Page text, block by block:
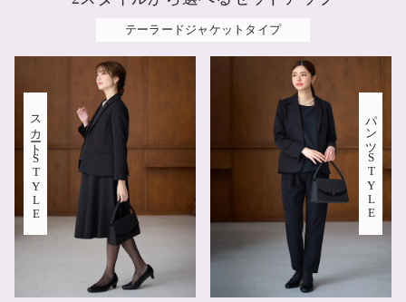
テーラードジャケットタイプ
スカート
STYLE
パンツ
STYLE